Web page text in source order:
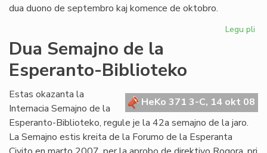
dua duono de septembro kaj komence de oktobro.
Legu pli
ro
Dua Semajno de la
Esperanto-Biblioteko
HeKo 371 3-C, 14 okt 08
Estas okazanta la
Internacia Semajno de la
Esperanto-Biblioteko, regule je la 42a semajno de la jaro.
La Semajno estis kreita de la Forumo de la Esperanta